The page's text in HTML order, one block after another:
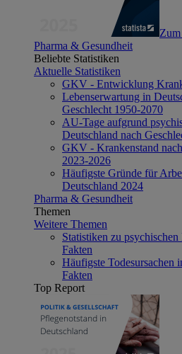
Pharma & Gesundheit
Beliebte Statistiken
Aktuelle Statistiken
GKV - Entwicklung
Lebenserwartung in
Geschlecht 1950-2070
AU-Tage aufgrund
Deutschland nach
GKV - Krankenstand
2023-2026
Häufigste Gründe für
Deutschland 2024
Pharma & Gesundheit
Themen
Weitere Themen
Statistiken zu
Fakten
Häufigste Todesursachen
Fakten
Top Report